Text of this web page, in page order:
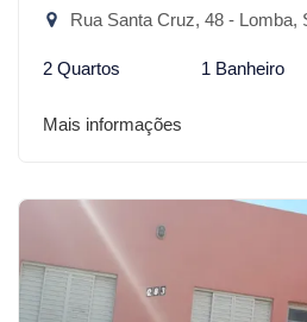
Rua Santa Cruz, 48 - Lomba,
2 Quartos 1 Banheiro
Mais informações